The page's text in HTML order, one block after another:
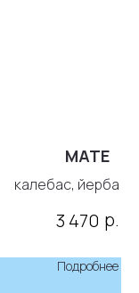
МАТЕ
калебас, йерба
3 470 р.
Подробнее